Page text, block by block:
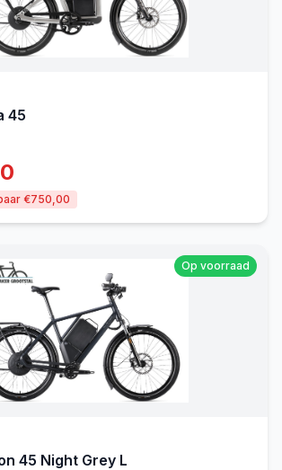
45
€750,00
Op voorraad
45 Night Grey L